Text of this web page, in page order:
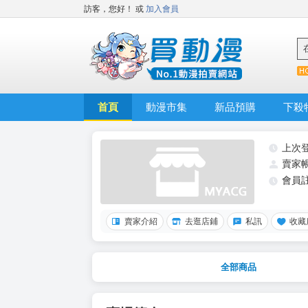
訪客，您好！ 或 加入會員
首頁 動漫市集 新品預購 下殺
上次
賣家
會員
賣家介紹 去逛店鋪 私訊 收藏
全部商品